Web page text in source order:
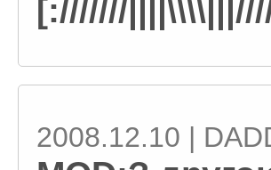
[:///////
2008.12.10 |